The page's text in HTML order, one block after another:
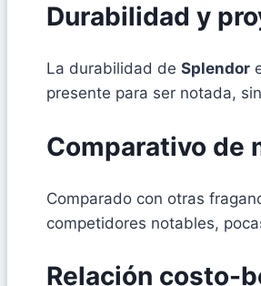
Durabilidad y
La durabilidad de Splendor
presente para ser notada,
Comparativo de
Comparado con otras
competidores notables,
Relación costo-